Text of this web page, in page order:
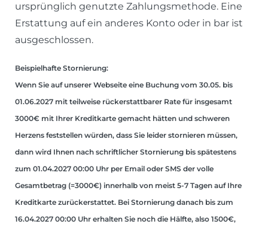
ursprünglich genutzte Zahlungsmethode. Eine
Erstattung auf ein anderes Konto oder in bar ist
ausgeschlossen.
Beispielhafte Stornierung:
Wenn Sie auf unserer Webseite eine Buchung vom 30.05. bis
01.06.2027 mit teilweise rückerstattbarer Rate für insgesamt
3000€ mit Ihrer Kreditkarte gemacht hätten und schweren
Herzens feststellen würden, dass Sie leider stornieren müssen,
dann wird Ihnen nach schriftlicher Stornierung bis spätestens
zum 01.04.2027 00:00 Uhr per Email oder SMS der volle
Gesamtbetrag (=3000€) innerhalb von meist 5-7 Tagen auf Ihre
Kreditkarte zurückerstattet. Bei Stornierung danach bis zum
16.04.2027 00:00 Uhr erhalten Sie noch die Hälfte, also 1500€,